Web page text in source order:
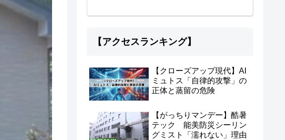
【アクセスランキング】
【クローズアップ現代】AI
ミュトス「自律的攻撃」の
正体と蒸留の危険
【がっちりマンデー】酷暑
テック 能美防災シーリン
グミスト「濡れない」理由